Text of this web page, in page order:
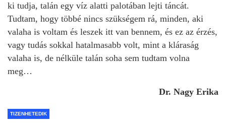
ki tudja, talán egy víz alatti palotában lejti táncát.
Tudtam, hogy többé nincs szükségem rá, minden, aki
valaha is voltam és leszek itt van bennem, és ez az érzés,
vagy tudás sokkal hatalmasabb volt, mint a kláraság
valaha is, de nélküle talán soha sem tudtam volna
meg…
Dr. Nagy Erika
TIZENHETEDIK